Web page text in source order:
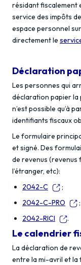
résidant fiscalement
service des impôts
espace personnel sur
directement le
Déclaration
Les personnes qui
déclaration papier la
n’est possible qu’à
identifiants fiscaux
Le formulaire
et signé. Des
de revenus (revenus
l’étranger, etc):
2042-C
;
2042-C-PRO
;
2042-RICI
.
Le calendrier
La déclaration de
entre la mi-avril et la